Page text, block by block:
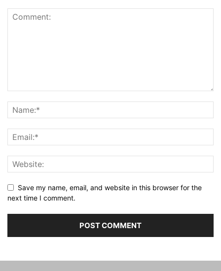
Save my name, email, and website in this browser for the
next time I comment.